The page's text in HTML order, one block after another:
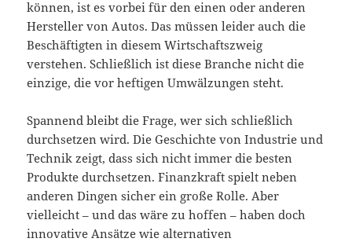
können, ist es vorbei für den einen oder anderen
Hersteller von Autos. Das müssen leider auch die
Beschäftigten in diesem Wirtschaftszweig
verstehen. Schließlich ist diese Branche nicht die
einzige, die vor heftigen Umwälzungen steht.
Spannend bleibt die Frage, wer sich schließlich
durchsetzen wird. Die Geschichte von Industrie und
Technik zeigt, dass sich nicht immer die besten
Produkte durchsetzen. Finanzkraft spielt neben
anderen Dingen sicher ein große Rolle. Aber
vielleicht – und das wäre zu hoffen – haben doch
innovative Ansätze wie alternativen